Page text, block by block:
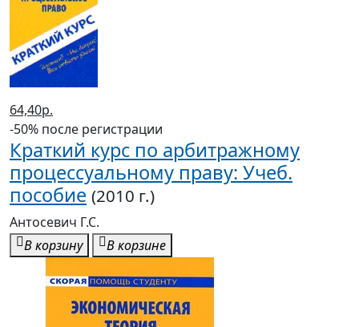
64,40р.
-50% после регистрации
Краткий курс по арбитражному
процессуальному праву: Учеб.
пособие (2010 г.)
Антосевич Г.С.
В корзину
В корзине